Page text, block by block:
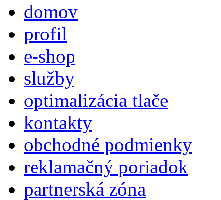
domov
profil
e-shop
služby
optimalizácia tlače
kontakty
obchodné podmienky
reklamačný poriadok
partnerská zóna